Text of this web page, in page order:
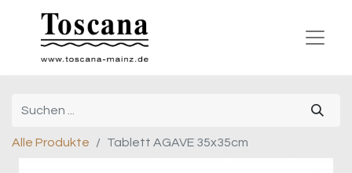
Alle Produkte Tablett AGAVE 35x35cm